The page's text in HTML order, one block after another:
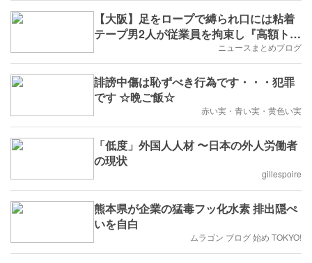
【大阪】足をロープで縛られ口には粘着
テープ男2人が従業員を拘束し『高額トレ
カ』や現金奪って逃走大阪・中央区
ニュースまとめブログ
誹謗中傷は恥ずべき行為です・・・犯罪
です ☆晩ご飯☆
赤い実・青い実・黄色い実
「低度」外国人人材 〜日本の外人労働者
の現状
gillespoire
熊本県が企業の猛毒フッ化水素 排出隠ぺ
いを自白
ムラゴン ブログ 始め TOKYO!